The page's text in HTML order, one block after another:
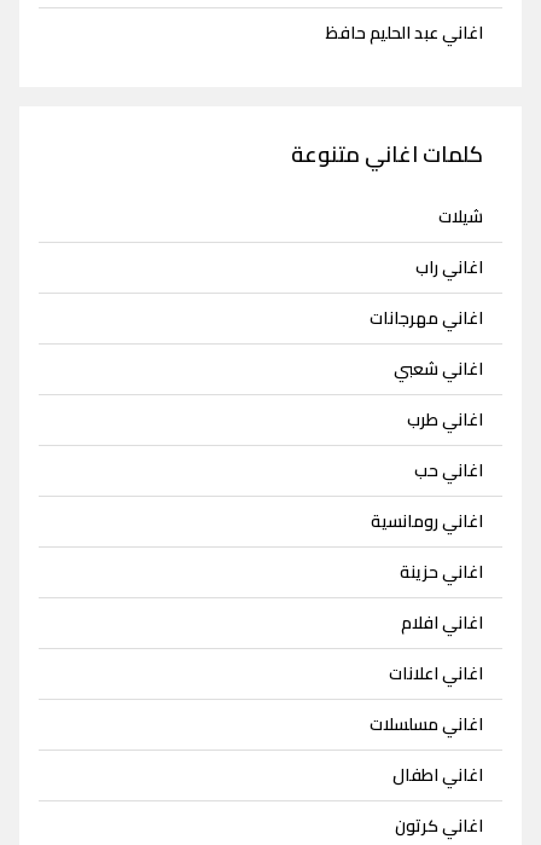
اغاني عبد الحليم حافظ
كلمات اغاني متنوعة
شيلات
اغاني راب
اغاني مهرجانات
اغاني شعبي
اغاني طرب
اغاني حب
اغاني رومانسية
اغاني حزينة
اغاني افلام
اغاني اعلانات
اغاني مسلسلات
اغاني اطفال
اغاني كرتون